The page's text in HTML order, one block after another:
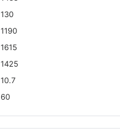
130
1190
1615
1425
10.7
60